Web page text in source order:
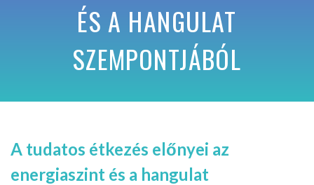
ÉS A HANGULAT
SZEMPONTJÁBÓL
A tudatos étkezés előnyei az
energiaszint és a hangulat